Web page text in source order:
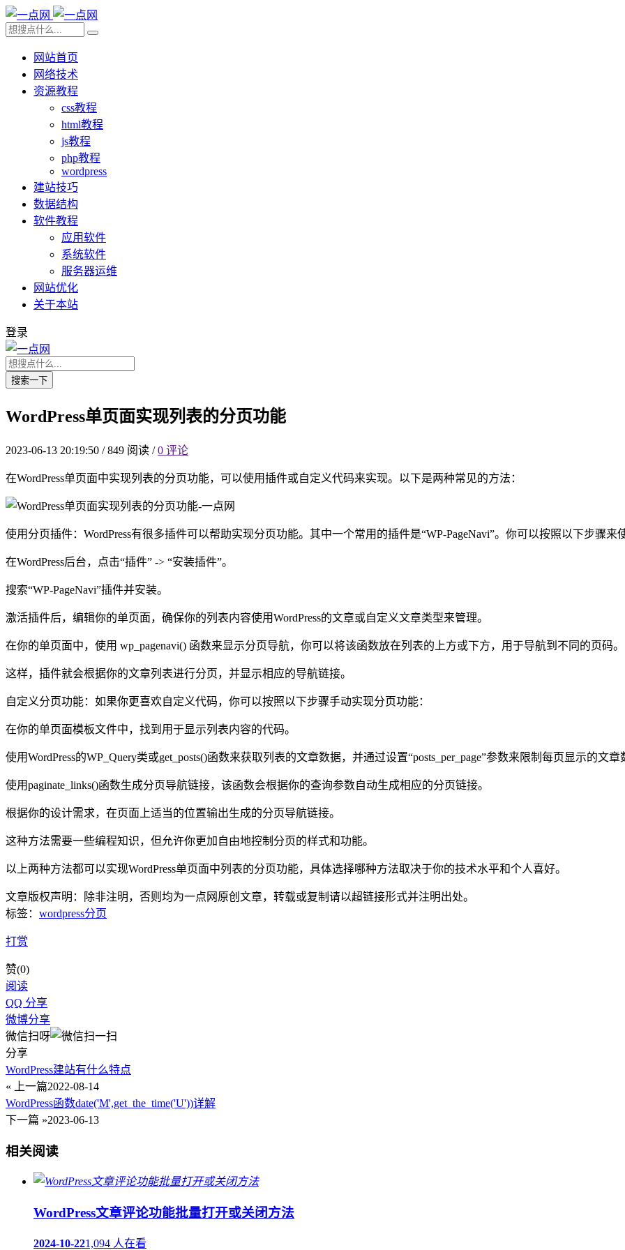
网站首页
网络技术
资源教程
css教程
html教程
js教程
php教程
wordpress
建站技巧
数据结构
软件教程
应用软件
系统软件
服务器运维
网站优化
关于本站
登录
搜索一下
WordPress单页面实现列表的分页功能
2023-06-13 20:19:50 /849 阅读 / 0 评论
在WordPress单页面中实现列表的分页功能，可以使用插件或自定义代码来实现。以下是两种常见的方法：
使用分页插件：WordPress有很多插件可以帮助实现分页功能。其中一个常用的插件是“WP-PageNavi”。你可以按照以下步骤来
在WordPress后台，点击“插件” -> “安装插件”。
搜索“WP-PageNavi”插件并安装。
激活插件后，编辑你的单页面，确保你的列表内容使用WordPress的文章或自定义文章类型来管理。
在你的单页面中，使用 wp_pagenavi() 函数来显示分页导航，你可以将该函数放在列表的上方或下方，用于导航到不同的页码。
这样，插件就会根据你的文章列表进行分页，并显示相应的导航链接。
自定义分页功能：如果你更喜欢自定义代码，你可以按照以下步骤手动实现分页功能：
在你的单页面模板文件中，找到用于显示列表内容的代码。
使用WordPress的WP_Query类或get_posts()函数来获取列表的文章数据，并通过设置“posts_per_page”参数来限制每页显示的文章
使用paginate_links()函数生成分页导航链接，该函数会根据你的查询参数自动生成相应的分页链接。
根据你的设计需求，在页面上适当的位置输出生成的分页导航链接。
这种方法需要一些编程知识，但允许你更加自由地控制分页的样式和功能。
以上两种方法都可以实现WordPress单页面中列表的分页功能，具体选择哪种方法取决于你的技术水平和个人喜好。
文章版权声明：除非注明，否则均为一点网 原创文章，转载或复制请以超链接形式并注明出处。
标签： wordpress分页
打赏
赞(0)
阅读
QQ 分享
微博分享
微信扫呀
分享
WordPress建站有什么特点
« 上一篇2022-08-14
WordPress函数date('M',get_the_time('U'))详解
下一篇 »2023-06-13
相关阅读
WordPress文章评论功能批量打开或关闭方法
2024-10-221,094 人在看